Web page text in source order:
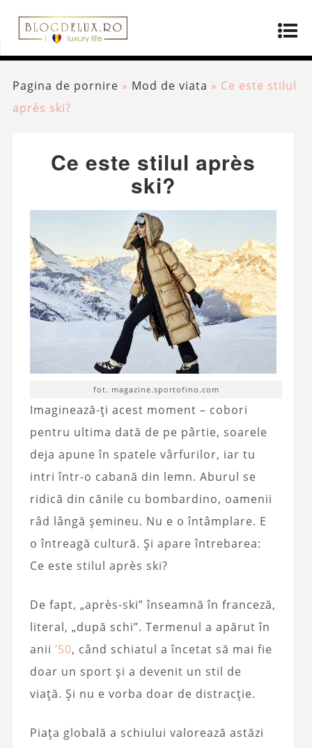
Pagina de pornire » Mod de viata » Ce este stilul
après ski?
Ce este stilul après
ski?
fot. magazine.sportofino.com
Imaginează-ți acest moment – cobori
pentru ultima dată de pe pârtie, soarele
deja apune în spatele vârfurilor, iar tu
intri într-o cabană din lemn. Aburul se
ridică din cănile cu bombardino, oamenii
râd lângă șemineu. Nu e o întâmplare. E
o întreagă cultură. Și apare întrebarea:
Ce este stilul après ski?
De fapt, „après-ski” înseamnă în franceză,
literal, „după schi”. Termenul a apărut în
anii ’50, când schiatul a încetat să mai fie
doar un sport și a devenit un stil de
viață. Și nu e vorba doar de distracție.
Piața globală a schiului valorează astăzi